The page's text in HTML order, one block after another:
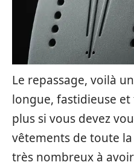
Le repassage, voilà
longue, fastidieuse et
plus si vous devez
vêtements de toute
très nombreux à